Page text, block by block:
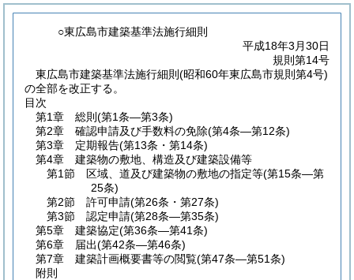
○東広島市建築基準法施行細則
平成18年3月30日
規則第14号
東広島市建築基準法施行細則(昭和60年東広島市規則第4号)
の全部を改正する。
目次
第1章
総則 (第1条―第3条)
第2章
確認申請及び手数料の免除(第4条―第12条)
第3章
定期報告(第13条・第14条)
第4章
建築物の敷地、構造及び建築設備等
第1節
区域、道及び建築物の敷地の指定等(第15条―第
25条)
第2節
許可申請(第26条・第27条)
第3節
認定申請(第28条―第35条)
第5章
建築協定(第36条―第41条)
第6章
届出(第42条―第46条)
第7章
建築計画概要書等の閲覧(第47条―第51条)
附則